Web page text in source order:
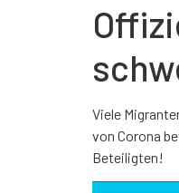
Viele
von Corona
Beteiligten!